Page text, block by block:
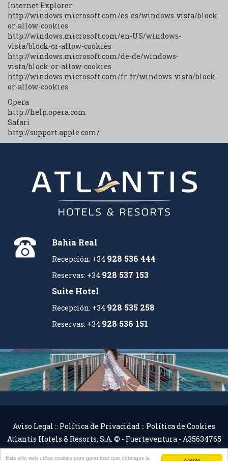
Este sitio web utiliza cookies para garantizar que obtengas la
Internet Explorer
http://windows.microsoft.com/es-es/windows-vista/block-
or-allow-cookies
http://windows.microsoft.com/en-US/windows-
vista/block-or-allow-cookies
http://windows.microsoft.com/de-de/windows-
vista/block-or-allow-cookies
http://windows.microsoft.com/fr-fr/windows-vista/block-
or-allow-cookies
Opera
http://help.opera.com
Safari
http://support.apple.com/
Bahía Real
Recepción: +34 928 536 444
Reservas: +34 928 537 153
Suite Hotel
Recepción: +34 928 535 258
Reservas: +34 928 536 151
Aviso Legal :: Política de Privacidad:: Política de Cookies
Atlantis Hotels & Resorts, S.A. © - Fuerteventura - A35634765